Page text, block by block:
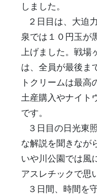
しました。
２日目は、大迫
泉では１０円玉が
上げました。戦場
は、全員が最後ま
トクリームは最高
土産購入やナイト
です。
３日目の日光東
な解説を聞きなが
いや川公園では風
アスレチックで思
３日間、時間を